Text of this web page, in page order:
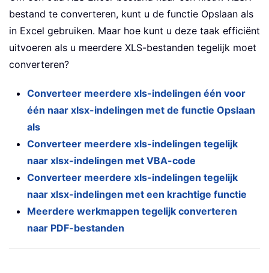
bestand te converteren, kunt u de functie Opslaan als
in Excel gebruiken. Maar hoe kunt u deze taak efficiënt
uitvoeren als u meerdere XLS-bestanden tegelijk moet
converteren?
Converteer meerdere xls-indelingen één voor
één naar xlsx-indelingen met de functie Opslaan
als
Converteer meerdere xls-indelingen tegelijk
naar xlsx-indelingen met VBA-code
Converteer meerdere xls-indelingen tegelijk
naar xlsx-indelingen met een krachtige functie
Meerdere werkmappen tegelijk converteren
naar PDF-bestanden